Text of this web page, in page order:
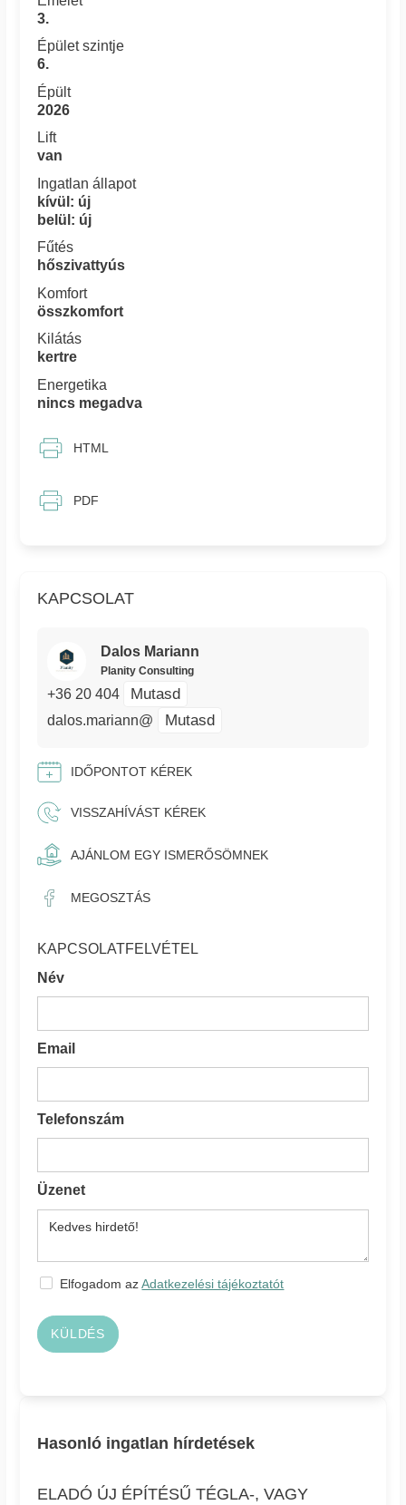
KAPCSOLAT
Dalos Mariann
Planity Consulting
+36 20 404 Mutasd
dalos.mariann@ Mutasd
IDŐPONTOT KÉREK
VISSZAHÍVÁST KÉREK
AJÁNLOM EGY ISMERŐSÖMNEK
MEGOSZTÁS
KAPCSOLATFELVÉTEL
Név
Email
Telefonszám
Üzenet
Elfogadom azAdatkezelési tájékoztatót
KÜLDÉS
3.
Épület szintje
6.
Épült
2026
Lift
van
Ingatlan állapot
kívül: új
belül: új
Fűtés
hőszivattyús
Komfort
összkomfort
Kilátás
kertre
Energetika
nincs megadva
HTML
PDF
Hasonló ingatlan hírdetések
ELADÓ ÚJ ÉPÍTÉSŰ TÉGLA-, VAGY